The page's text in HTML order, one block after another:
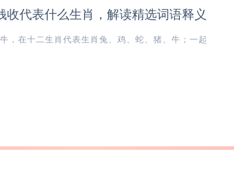
代表什么生肖，解读精选词语释义
，在十二生肖代表生肖兔、鸡、蛇、猪、牛；一起